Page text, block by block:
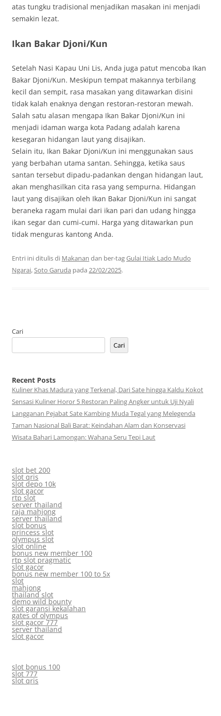
atas tungku tradisional menjadikan masakan ini menjadi
semakin lezat.
Ikan Bakar Djoni/Kun
Setelah Nasi Kapau Uni Lis, Anda juga patut mencoba Ikan
Bakar Djoni/Kun. Meskipun tempat makannya terbilang
kecil dan sempit, rasa masakan yang ditawarkan disini
tidak kalah enaknya dengan restoran-restoran mewah.
Salah satu alasan mengapa Ikan Bakar Djoni/Kun ini
menjadi idaman warga kota Padang adalah karena
kesegaran hidangan laut yang disajikan.
Selain itu, Ikan Bakar Djoni/Kun ini menggunakan saus
yang berbahan utama santan. Sehingga, ketika saus
santan tersebut dipadu-padankan dengan hidangan laut,
akan menghasilkan cita rasa yang sempurna. Hidangan
laut yang disajikan oleh Ikan Bakar Djoni/Kun ini sangat
beraneka ragam mulai dari ikan pari dan udang hingga
ikan segar dan cumi-cumi. Harga yang ditawarkan pun
tidak menguras kantong Anda.
Entri ini ditulis di Makanan dan ber-tagGulai Itiak Lado Mudo
Ngarai,Soto Garuda pada 22/02/2025.
Cari
Cari
Recent Posts
Kuliner Khas Madura yang Terkenal, Dari Sate hingga Kaldu Kokot
Sensasi Kuliner Horor 5 Restoran Paling Angker untuk Uji Nyali
Langganan Pejabat Sate Kambing Muda Tegal yang Melegenda
Taman Nasional Bali Barat: Keindahan Alam dan Konservasi
Wisata Bahari Lamongan: Wahana Seru Tepi Laut
slot bet 200
slot qris
slot depo 10k
slot gacor
rtp slot
server thailand
raja mahjong
server thailand
slot bonus
princess slot
olympus slot
slot online
bonus new member 100
rtp slot pragmatic
slot gacor
bonus new member 100 to 5x
slot
mahjong
thailand slot
demo wild bounty
slot garansi kekalahan
gates of olympus
slot gacor 777
server thailand
slot gacor
slot bonus 100
slot 777
slot qris